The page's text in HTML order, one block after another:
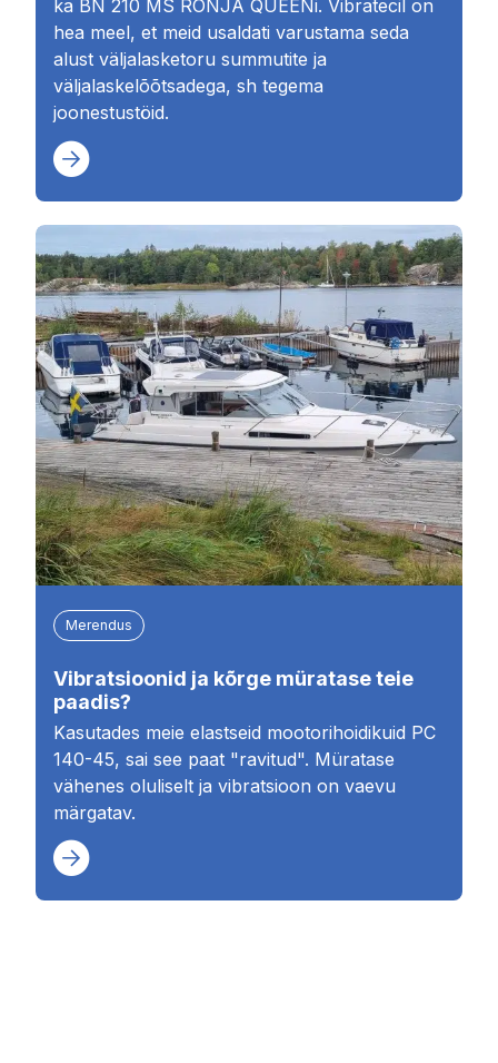
ka BN 210 MS RONJA QUEENi. Vibratecil on
hea meel, et meid usaldati varustama seda
alust väljalasketoru summutite ja
väljalaskelõõtsadega, sh tegema
joonestustöid.
Merendus
Vibratsioonid ja kõrge müratase teie
paadis?
Kasutades meie elastseid mootorihoidikuid PC
140-45, sai see paat "ravitud". Müratase
vähenes oluliselt ja vibratsioon on vaevu
märgatav.